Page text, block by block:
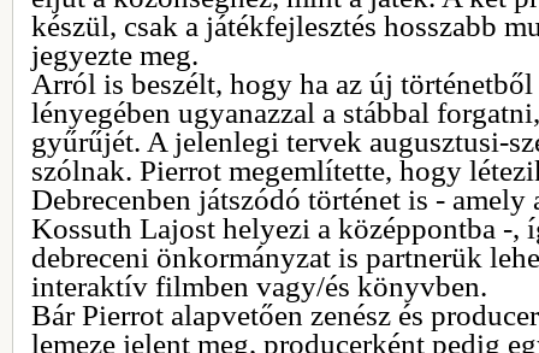
készül, csak a játékfejlesztés hosszabb
jegyezte meg.
Arról is beszélt, hogy ha az új
lényegében ugyanazzal a stábbal
gyűrűjét. A jelenlegi tervek augusztusi-
szólnak. Pierrot megemlítette, hogy
Debrecenben játszódó történet is -
Kossuth Lajost helyezi a középpontba -,
debreceni önkormányzat is partnerük
interaktív filmben vagy/és könyvben.
Bár Pierrot alapvetően zenész és
lemeze jelent meg, producerként pedig